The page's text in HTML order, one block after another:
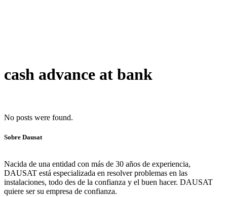
cash advance at bank
No posts were found.
Sobre Dausat
Nacida de una entidad con más de 30 años de experiencia,
DAUSAT está especializada en resolver problemas en las
instalaciones, todo des de la confianza y el buen hacer. DAUSAT
quiere ser su empresa de confianza.